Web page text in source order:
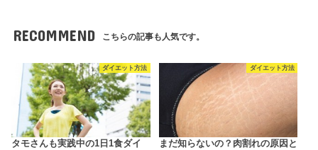
RECOMMEND こちらの記事も人気です。
ダイエット方法
タモさんも実践中の1日1食ダイ
ダイエット方法
まだ知らないの？肉割れの原因と